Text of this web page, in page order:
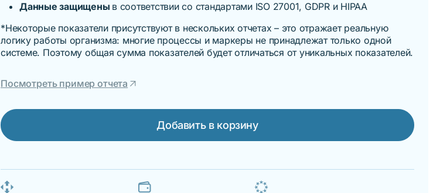
Данные защищены в соответствии со стандартами ISO 27001, GDPR и HIPAA
*Некоторые показатели присутствуют в нескольких отчетах – это отражает реальную
логику работы организма: многие процессы и маркеры не принадлежат только одной
системе. Поэтому общая сумма показателей будет отличаться от уникальных показателей.
Посмотреть пример отчета arrow_outward
Добавить в корзину